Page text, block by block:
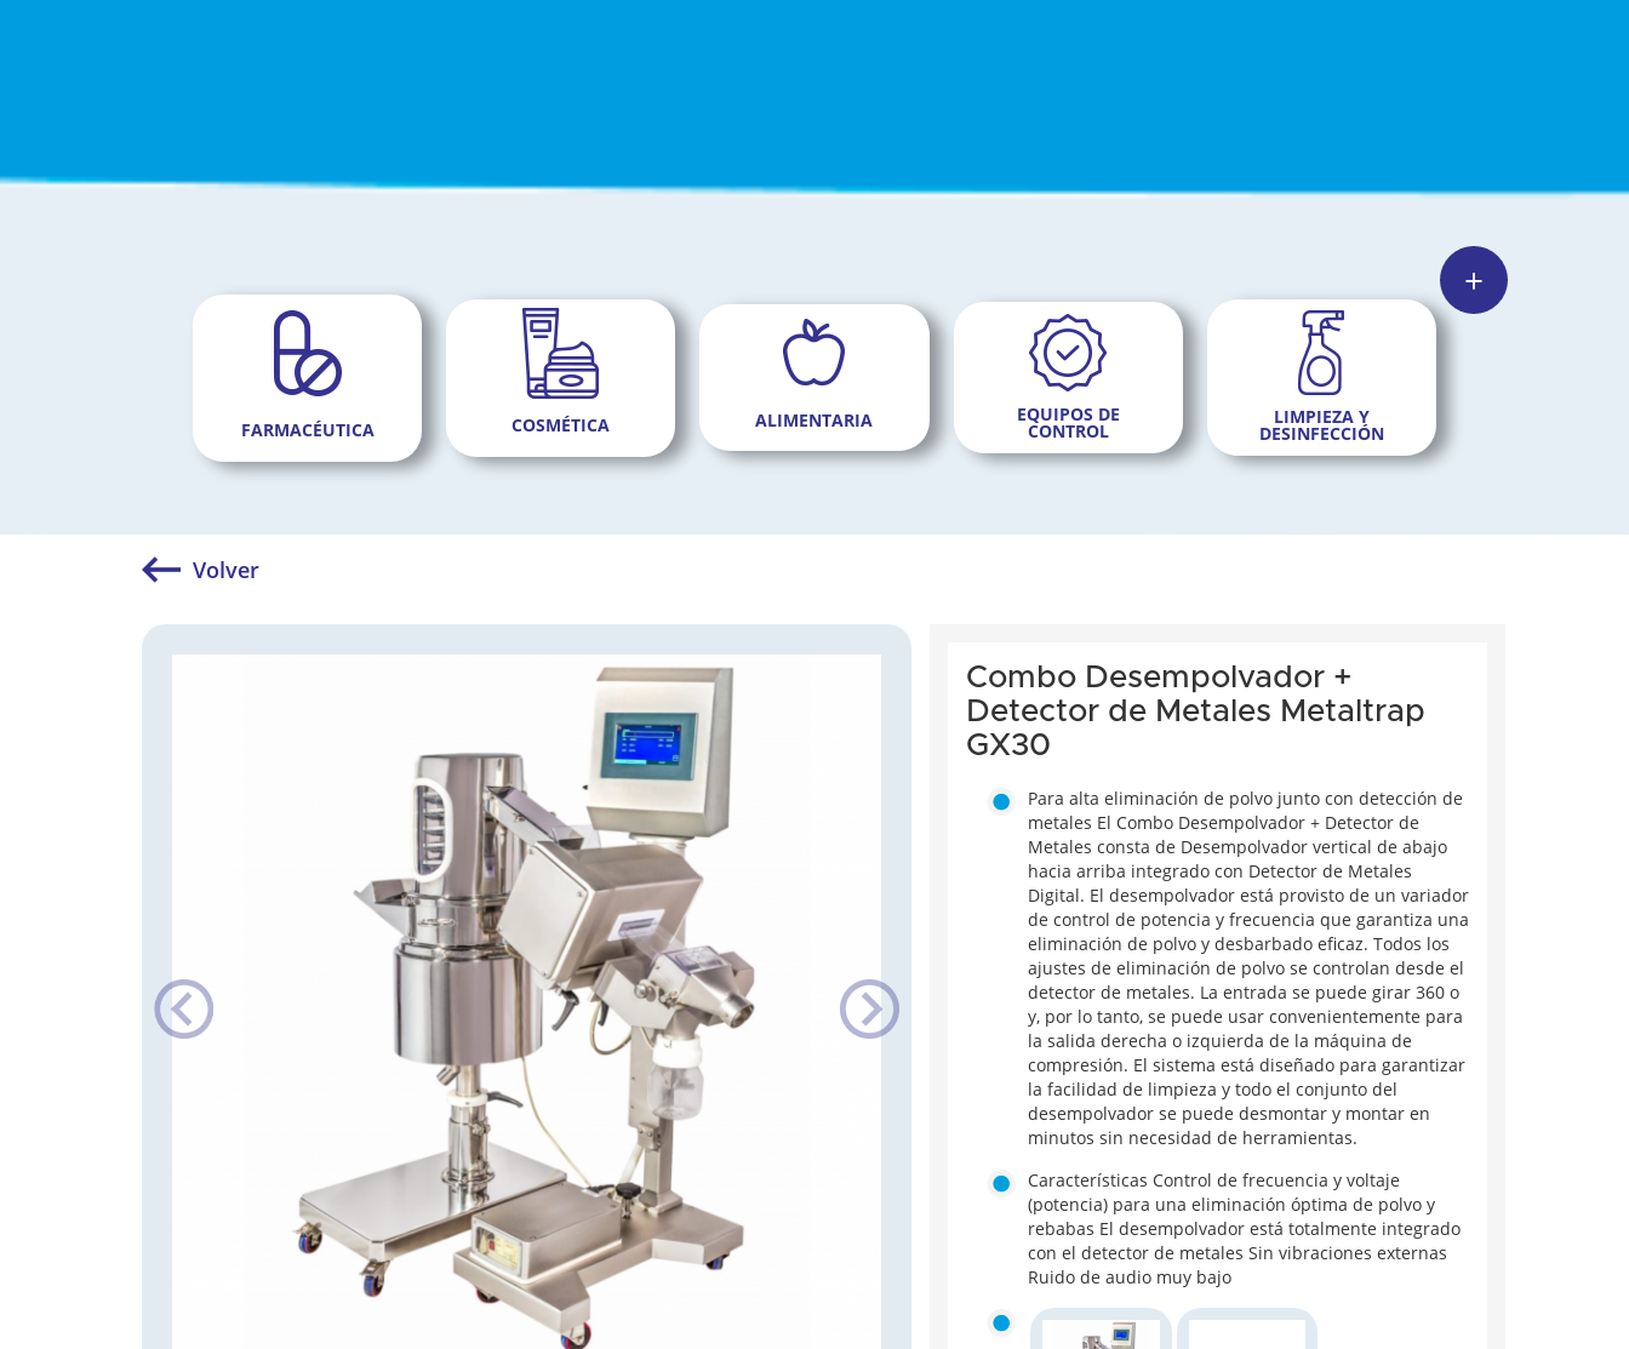
FARMACÉUTICA COSMÉTICA ALIMENTARIA EQUIPOS DE
CONTROL
LIMPIEZA Y
DESINFECCIÓN
Volver
Combo Desempolvador +
Detector de Metales Metaltrap
GX30
Para alta eliminación de polvo junto con detección de
metales El Combo Desempolvador + Detector de
Metales consta de Desempolvador vertical de abajo
hacia arriba integrado con Detector de Metales
Digital. El desempolvador está provisto de un variador
de control de potencia y frecuencia que garantiza una
eliminación de polvo y desbarbado eficaz. Todos los
ajustes de eliminación de polvo se controlan desde el
detector de metales. La entrada se puede girar 360 o
y, por lo tanto, se puede usar convenientemente para
la salida derecha o izquierda de la máquina de
compresión. El sistema está diseñado para garantizar
la facilidad de limpieza y todo el conjunto del
desempolvador se puede desmontar y montar en
minutos sin necesidad de herramientas.
Características Control de frecuencia y voltaje
(potencia) para una eliminación óptima de polvo y
rebabas El desempolvador está totalmente integrado
con el detector de metales Sin vibraciones externas
Ruido de audio muy bajo